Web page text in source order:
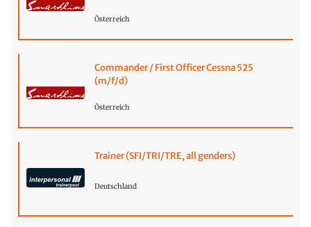
Österreich
Commander / First Officer Cessna 525
(m/f/d)
Österreich
Trainer (SFI/TRI/TRE, all genders)
Deutschland